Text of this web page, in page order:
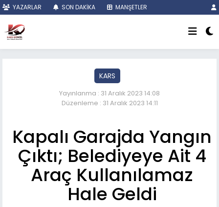
YAZARLAR SON DAKİKA MANŞETLER
KARS
Yayınlanma : 31 Aralık 2023 14:08
Düzenleme : 31 Aralık 2023 14:11
Kapalı Garajda Yangın
Çıktı; Belediyeye Ait 4
Araç Kullanılamaz
Hale Geldi